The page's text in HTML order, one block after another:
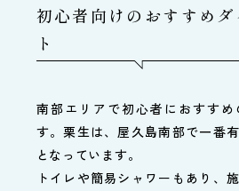
初心者向けのおすすめ
ト
南部エリアで初心者におすす
す。栗生は、屋久島南部で一番
となっています。
トイレや簡易シャワーもあり、